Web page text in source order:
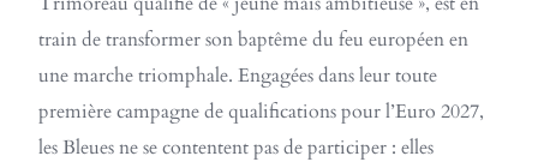
train de transformer son baptême du feu européen en
une marche triomphale. Engagées dans leur toute
première campagne de qualifications pour l’Euro 2027,
les Bleues ne se contentent pas de participer : elles